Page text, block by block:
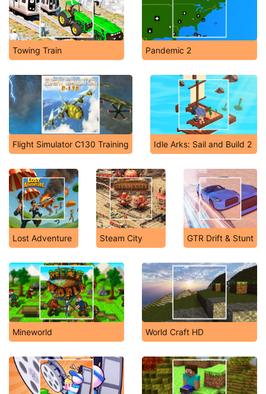
Towing Train Pandemic 2
Flight Simulator C130 Training Idle Arks: Sail and Build 2
Lost Adventure Steam City GTR Drift & Stunt
Mineworld World Craft HD